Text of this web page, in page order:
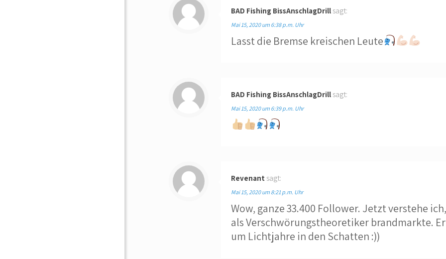
BAD Fishing BissAnschlagDrill sagt:
Mai 15, 2020 um 6:38 p.m. Uhr
Lasst die Bremse kreischen Leute
BAD Fishing BissAnschlagDrill sagt:
Mai 15, 2020 um 6:39 p.m. Uhr
Revenant sagt:
Mai 15, 2020 um 8:21 p.m. Uhr
Wow, ganze 33.400 Follower. Jetzt verstehe
als Verschwörungstheoretiker brandmarkte.
um Lichtjahre in den Schatten :))